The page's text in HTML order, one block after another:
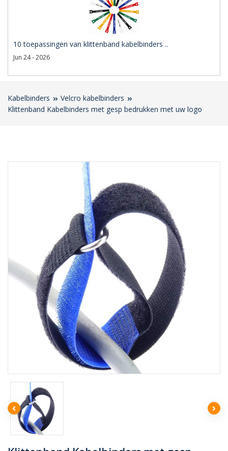
10 toepassingen van klittenband kabelbinders ..
Jun 24 - 2026
Kabelbinders
Velcro kabelbinders
Klittenband Kabelbinders met gesp bedrukken met uw logo